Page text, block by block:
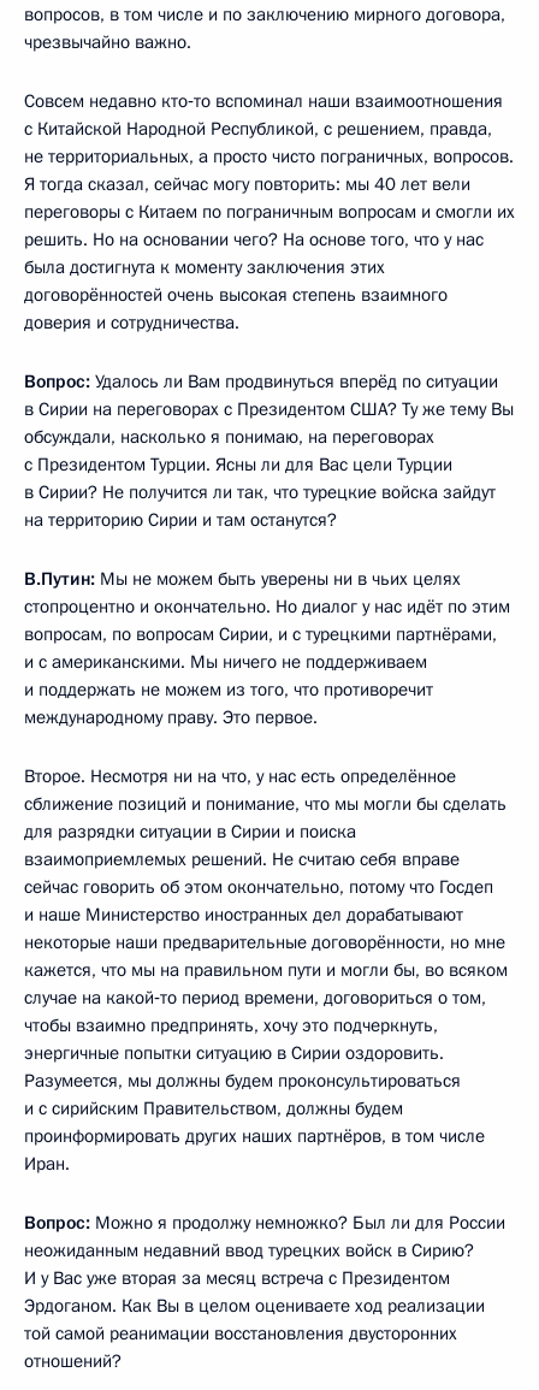
вопросов, в том числе и по заключению мирного договора,
чрезвычайно важно.
Совсем недавно кто‑то вспоминал наши взаимоотношения
с Китайской Народной Республикой, с решением, правда,
не территориальных, а просто чисто пограничных, вопросов.
Я тогда сказал, сейчас могу повторить: мы 40 лет вели
переговоры с Китаем по пограничным вопросам и смогли их
решить. Но на основании чего? На основе того, что у нас
была достигнута к моменту заключения этих
договорённостей очень высокая степень взаимного
доверия и сотрудничества.
Вопрос: Удалось ли Вам продвинуться вперёд по ситуации
в Сирии на переговорах с Президентом США? Ту же тему Вы
обсуждали, насколько я понимаю, на переговорах
с Президентом Турции. Ясны ли для Вас цели Турции
в Сирии? Не получится ли так, что турецкие войска зайдут
на территорию Сирии и там останутся?
В.Путин: Мы не можем быть уверены ни в чьих целях
стопроцентно и окончательно. Но диалог у нас идёт по этим
вопросам, по вопросам Сирии, и с турецкими партнёрами,
и с американскими. Мы ничего не поддерживаем
и поддержать не можем из того, что противоречит
международному праву. Это первое.
Второе. Несмотря ни на что, у нас есть определённое
сближение позиций и понимание, что мы могли бы сделать
для разрядки ситуации в Сирии и поиска
взаимоприемлемых решений. Не считаю себя вправе
сейчас говорить об этом окончательно, потому что Госдеп
и наше Министерство иностранных дел дорабатывают
некоторые наши предварительные договорённости, но мне
кажется, что мы на правильном пути и могли бы, во всяком
случае на какой‑то период времени, договориться о том,
чтобы взаимно предпринять, хочу это подчеркнуть,
энергичные попытки ситуацию в Сирии оздоровить.
Разумеется, мы должны будем проконсультироваться
и с сирийским Правительством, должны будем
проинформировать других наших партнёров, в том числе
Иран.
Вопрос: Можно я продолжу немножко? Был ли для России
неожиданным недавний ввод турецких войск в Сирию?
И у Вас уже вторая за месяц встреча с Президентом
Эрдоганом. Как Вы в целом оцениваете ход реализации
той самой реанимации восстановления двусторонних
отношений?